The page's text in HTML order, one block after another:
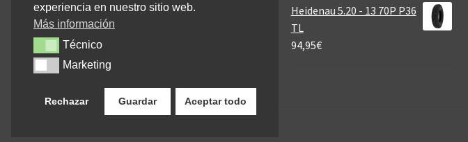
Heidenau 5.20 - 13 70P P36
TL
94,95€
experiencia en nuestro sitio web.
Más información
TécnicoTécnico
MarketingMarketing
Rechazar Guardar Aceptar todo